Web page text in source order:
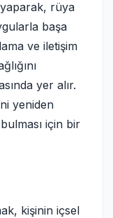
rüya
başa
ve iletişim
yer alır.
yeniden
için bir
kişinin içsel